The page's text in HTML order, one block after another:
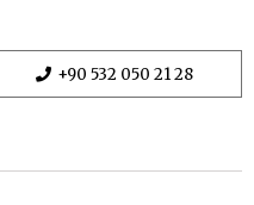
+90 532 050 21 28